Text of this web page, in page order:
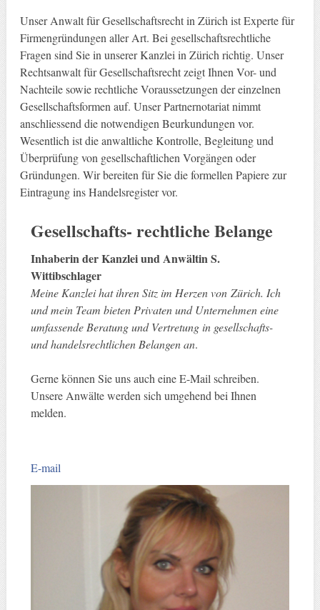
Unser Anwalt für Gesellschaftsrecht in Zürich ist Experte für
Firmengründungen aller Art. Bei gesellschaftsrechtliche
Fragen sind Sie in unserer Kanzlei in Zürich richtig. Unser
Rechtsanwalt für Gesellschaftsrecht zeigt Ihnen Vor- und
Nachteile sowie rechtliche Voraussetzungen der einzelnen
Gesellschaftsformen auf. Unser Partnernotariat nimmt
anschliessend die notwendigen Beurkundungen vor.
Wesentlich ist die anwaltliche Kontrolle, Begleitung und
Überprüfung von gesellschaftlichen Vorgängen oder
Gründungen. Wir bereiten für Sie die formellen Papiere zur
Eintragung ins Handelsregister vor.
Gesellschafts- rechtliche Belange
Inhaberin der Kanzlei und Anwältin S.
Wittibschlager
Meine Kanzlei hat ihren Sitz im Herzen von Zürich. Ich
und mein Team bieten Privaten und Unternehmen eine
umfassende Beratung und Vertretung in gesellschafts-
und handelsrechtlichen Belangen an.
Gerne können Sie uns auch eine E-Mail schreiben.
Unsere Anwälte werden sich umgehend bei Ihnen
melden.
E-mail